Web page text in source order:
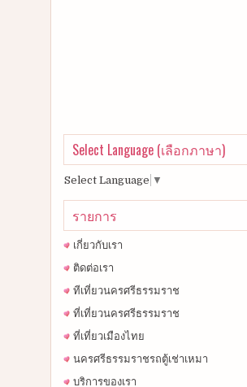
Select Language (เลือกภาษา)
Select Language ▼
รายการ
เกี่ยวกับเรา
ติดต่อเรา
ทีเที่ยวนครศรีธรรมราช
ที่เที่ยวนครศรีธรรมราช
ที่เที่ยวเมืองไทย
นครศรีธรรมราชรถตู้เช่าเหมา
บริการของเรา